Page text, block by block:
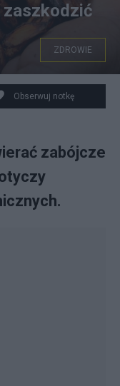
zaszkodzić
ZDROWIE
Obserwuj notkę
zabójcze